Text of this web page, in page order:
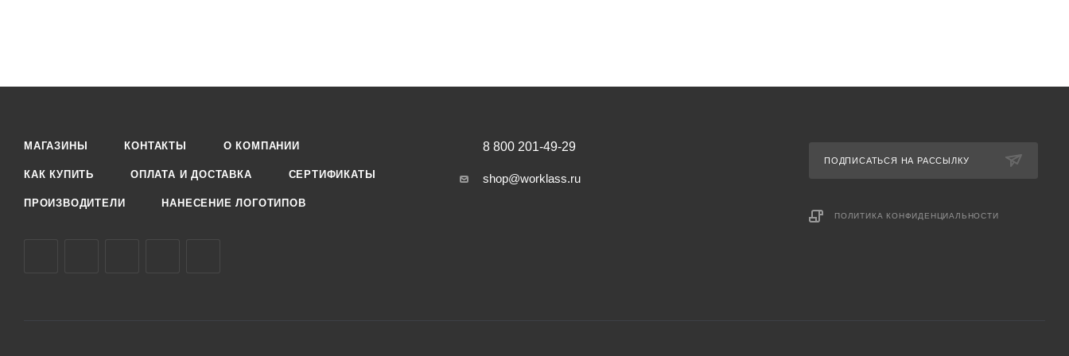
МАГАЗИНЫ КОНТАКТЫ О КОМПАНИИ
КАК КУПИТЬ ОПЛАТА И ДОСТАВКА СЕРТИФИКАТЫ
ПРОИЗВОДИТЕЛИ НАНЕСЕНИЕ ЛОГОТИПОВ
8 800 201-49-29
shop@worklass.ru
ПОДПИСАТЬСЯ НА РАССЫЛКУ
ПОЛИТИКА КОНФИДЕНЦИАЛЬНОСТИ